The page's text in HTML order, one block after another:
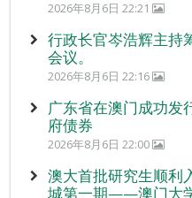
2026年8月6日 22:21
行政长官岑浩辉主持
会议。
2026年8月6日 22:16
广东省在澳门成功发
府债券
2026年8月6日 22:00
澳大首批研究生顺利
城第一期——澳门大